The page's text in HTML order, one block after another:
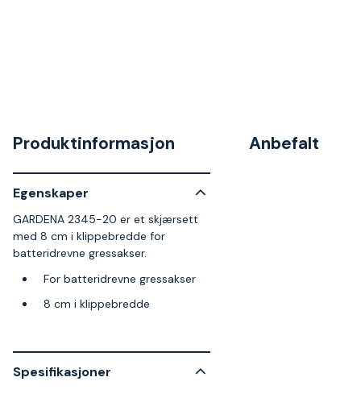
Produktinformasjon
Egenskaper
GARDENA 2345-20 er et skjærsett
med 8 cm i klippebredde for
batteridrevne gressakser.
For batteridrevne gressakser
8 cm i klippebredde
Spesifikasjoner
Anbefalt